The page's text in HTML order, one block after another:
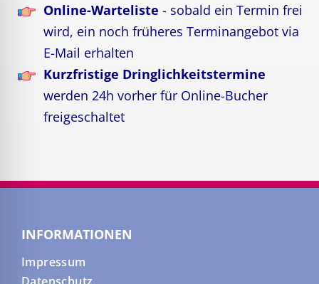
Online-Warteliste - sobald ein Termin frei
wird, ein noch früheres Terminangebot via
E-Mail erhalten
Kurzfristige Dringlichkeitstermine
werden 24h vorher für Online-Bucher
freigeschaltet
INFORMATIONEN
Impressum